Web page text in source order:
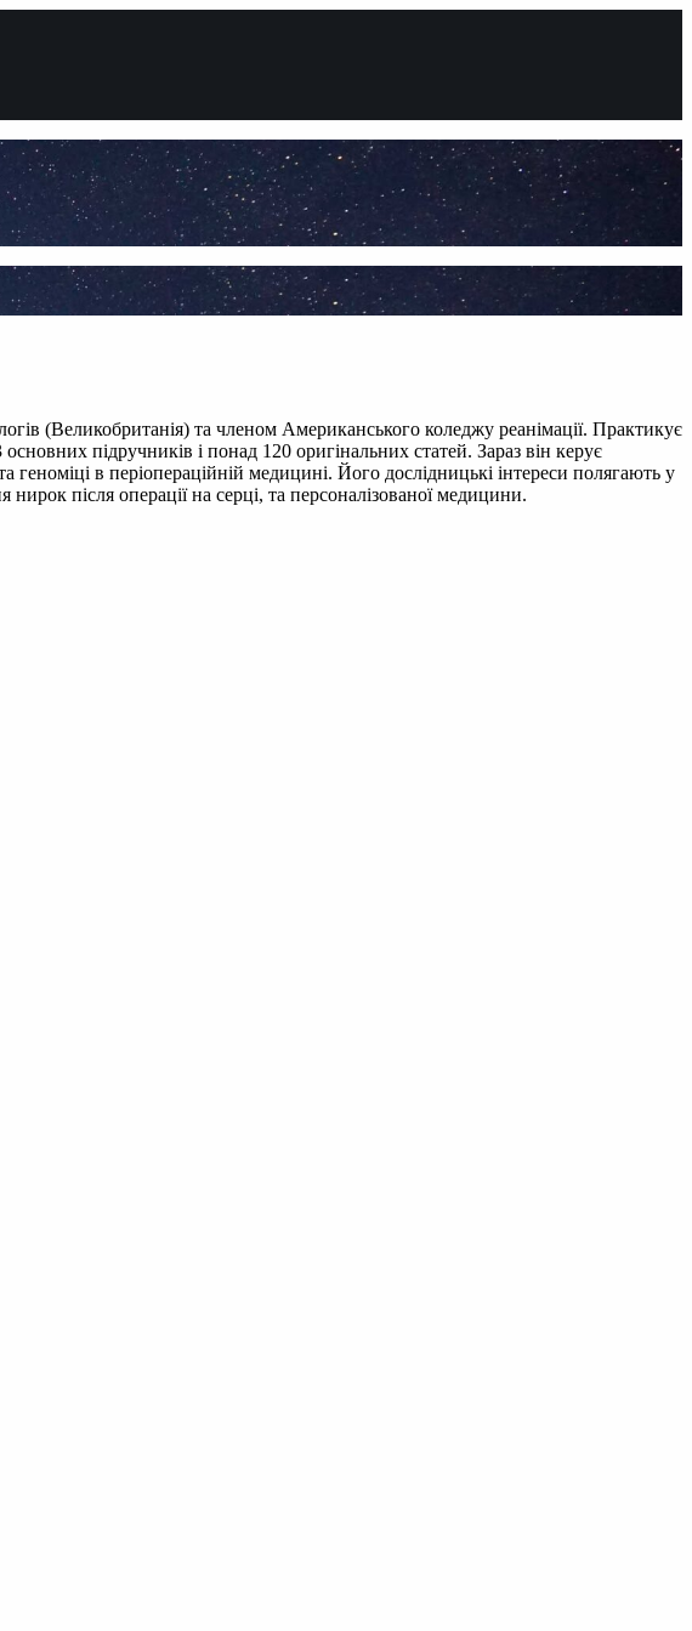
(Великобританія) та членом Американського коледжу реанімації. Практикує
підручників і понад 120 оригінальних статей. Зараз він керує
в періопераційній медицині. Його дослідницькі інтереси полягають у
нирок після операції на серці, та персоналізованої медицини.